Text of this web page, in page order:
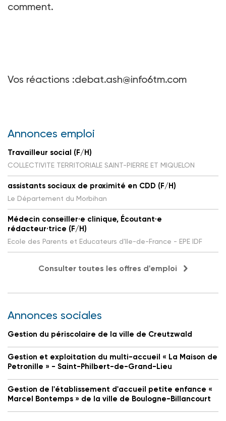
comment.
Vos réactions :debat.ash@info6tm.com
Annonces emploi
Travailleur social (F/H)
COLLECTIVITE TERRITORIALE SAINT-PIERRE ET MIQUELON
assistants sociaux de proximité en CDD (F/H)
Le Département du Morbihan
Médecin conseiller·e clinique, Écoutant·e
rédacteur·trice (F/H)
Ecole des Parents et Educateurs d'Ile-de-France - EPE IDF
Consulter toutes les offres d'emploi
Annonces sociales
Gestion du périscolaire de la ville de Creutzwald
Gestion et exploitation du multi-accueil « La Maison de
Petronille » - Saint-Philbert-de-Grand-Lieu
Gestion de l'établissement d'accueil petite enfance «
Marcel Bontemps » de la ville de Boulogne-Billancourt